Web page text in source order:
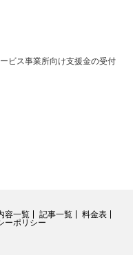
ビス事業所向け支援金の受付
容一覧 記事一覧
料金表
ーポリシー